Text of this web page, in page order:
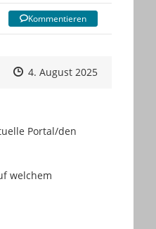
Kommentieren
Zeitpunkt des Erstellens
Zeitpunkt des Erstellens
4. August 2025Zur
Portal/den
welchem